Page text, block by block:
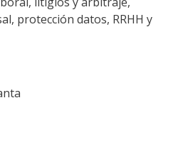
protección datos, RRHH y